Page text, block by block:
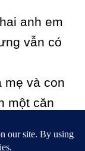
anh em
vẫn có
và con
một căn
đình cùng